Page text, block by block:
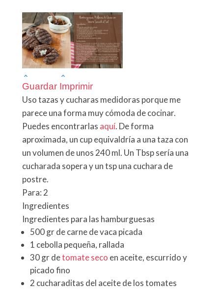
Guardar Imprimir
Uso tazas y cucharas medidoras porque me
parece una forma muy cómoda de cocinar.
Puedes encontrarlas aquí. De forma
aproximada, un cup equivaldría a una taza con
un volumen de unos 240 ml. Un Tbsp sería una
cucharada sopera y un tsp una cuchara de
postre.
Para:2
Ingredientes
Ingredientes para las hamburguesas
500 gr de carne de vaca picada
1 cebolla pequeña, rallada
30 gr detomate seco en aceite, escurrido y
picado fino
2 cucharaditas del aceite de los tomates